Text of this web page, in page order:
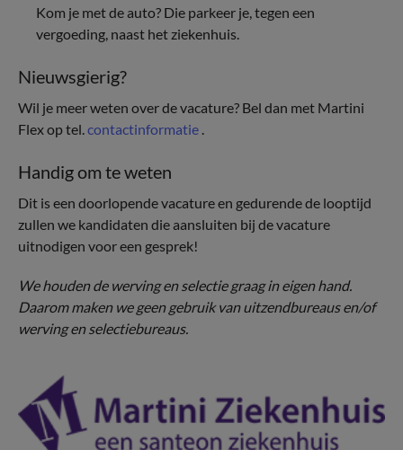
Kom je met de auto? Die parkeer je, tegen een
vergoeding, naast het ziekenhuis.
Nieuwsgierig?
Wil je meer weten over de vacature? Bel dan met Martini
Flex op tel.contactinformatie .
Handig om te weten
Dit is een doorlopende vacature en gedurende de looptijd
zullen we kandidaten die aansluiten bij de vacature
uitnodigen voor een gesprek!
We houden de werving en selectie graag in eigen hand.
Daarom maken we geen gebruik van uitzendbureaus en/of
werving en selectiebureaus.